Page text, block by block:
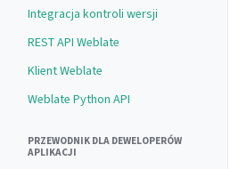
Integracja kontroli wersji
REST API Weblate
Klient Weblate
Weblate Python API
PRZEWODNIK DLA DEWELOPERÓW
APLIKACJI